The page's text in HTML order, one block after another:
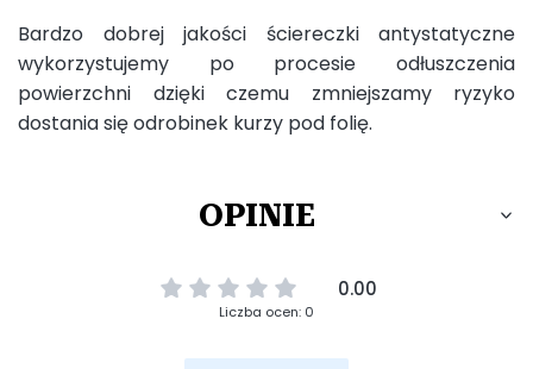
Bardzo dobrej jakości ściereczki antystatyczne
wykorzystujemy po procesie odłuszczenia
powierzchni dzięki czemu zmniejszamy ryzyko
dostania się odrobinek kurzy pod folię.
OPINIE
0.00
Liczba ocen: 0